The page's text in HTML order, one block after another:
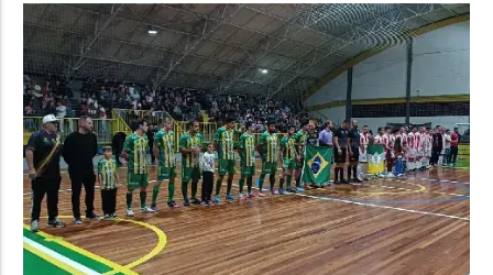
Hemodinâmica e representa um avanço no atendimento
de pacientes neurológicos graves em Brusque e...